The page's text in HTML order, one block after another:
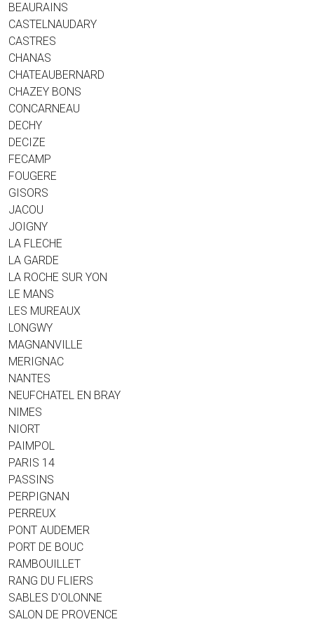
BEAURAINS
CASTELNAUDARY
CASTRES
CHANAS
CHATEAUBERNARD
CHAZEY BONS
CONCARNEAU
DECHY
DECIZE
FECAMP
FOUGERE
GISORS
JACOU
JOIGNY
LA FLECHE
LA GARDE
LA ROCHE SUR YON
LE MANS
LES MUREAUX
LONGWY
MAGNANVILLE
MERIGNAC
NANTES
NEUFCHATEL EN BRAY
NIMES
NIORT
PAIMPOL
PARIS 14
PASSINS
PERPIGNAN
PERREUX
PONT AUDEMER
PORT DE BOUC
RAMBOUILLET
RANG DU FLIERS
SABLES D'OLONNE
SALON DE PROVENCE